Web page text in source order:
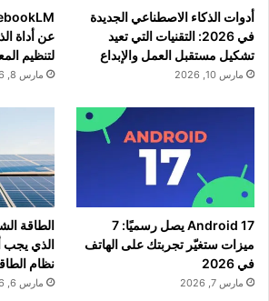
أدوات الذكاء الاصطناعي الجديدة
في 2026: التقنيات التي تعيد
تشكيل مستقبل العمل والإبداع
مارس 10, 2026
عن أداة
لتنظيم
مارس 8, 2026
Android 17 يصل رسميًا: 7
ميزات ستغيّر تجربتك على الهاتف
في 2026
مارس 7, 2026
الطاقة
الذي يجب
نظام
مارس 6, 2026